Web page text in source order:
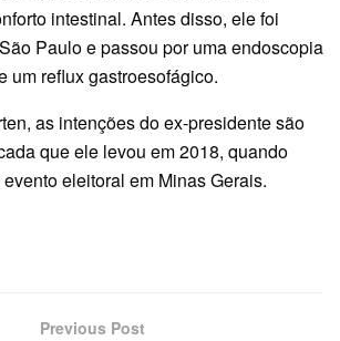
intestinal. Antes disso, ele foi
Paulo e passou por uma endoscopia
um reflux gastroesofágico.
as intenções do ex-presidente são
que ele levou em 2018, quando
eleitoral em Minas Gerais.
Previous Post